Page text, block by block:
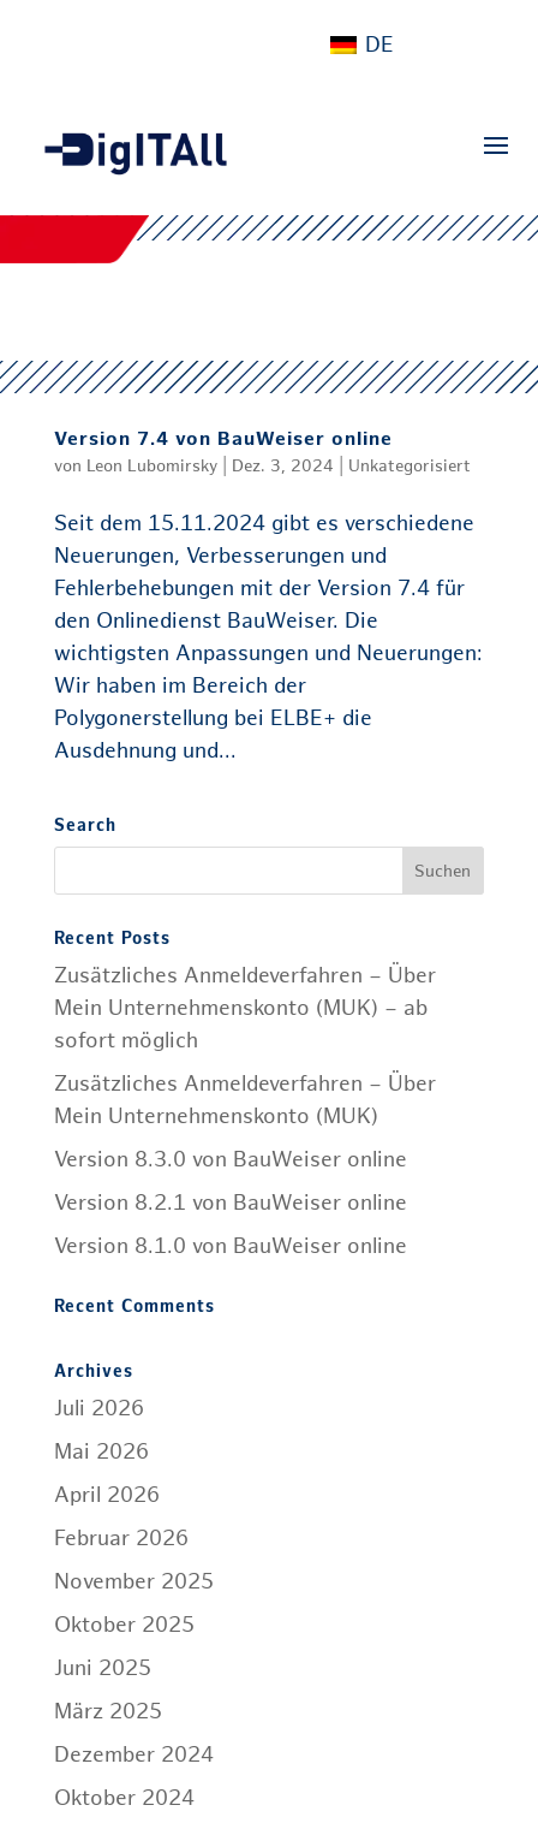
DE
Version 7.4 von BauWeiser online
von Leon Lubomirsky| Dez. 3, 2024 Unkategorisiert
Seit dem 15.11.2024 gibt es verschiedene
Neuerungen, Verbesserungen und
Fehlerbehebungen mit der Version 7.4 für
den Onlinedienst BauWeiser. Die
wichtigsten Anpassungen und Neuerungen:
Wir haben im Bereich der
Polygonerstellung bei ELBE+ die
Ausdehnung und...
Search
Recent Posts
Zusätzliches Anmeldeverfahren – Über
Mein Unternehmenskonto (MUK) – ab
sofort möglich
Zusätzliches Anmeldeverfahren – Über
Mein Unternehmenskonto (MUK)
Version 8.3.0 von BauWeiser online
Version 8.2.1 von BauWeiser online
Version 8.1.0 von BauWeiser online
Recent Comments
Archives
Juli 2026
Mai 2026
April 2026
Februar 2026
November 2025
Oktober 2025
Juni 2025
März 2025
Dezember 2024
Oktober 2024